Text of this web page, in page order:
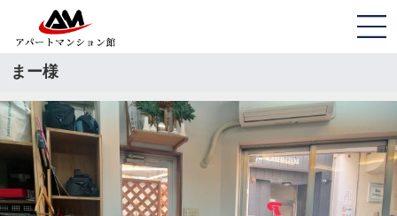
まー様